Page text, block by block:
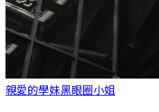
親愛的學妹黑眼圈小姐